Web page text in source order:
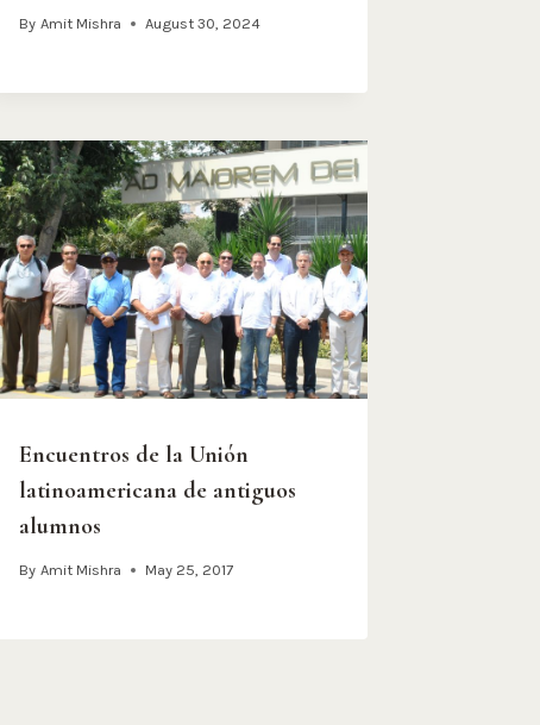
By Amit Mishra August 30, 2024
Encuentros de la Unión
latinoamericana de antiguos
alumnos
By Amit Mishra May 25, 2017